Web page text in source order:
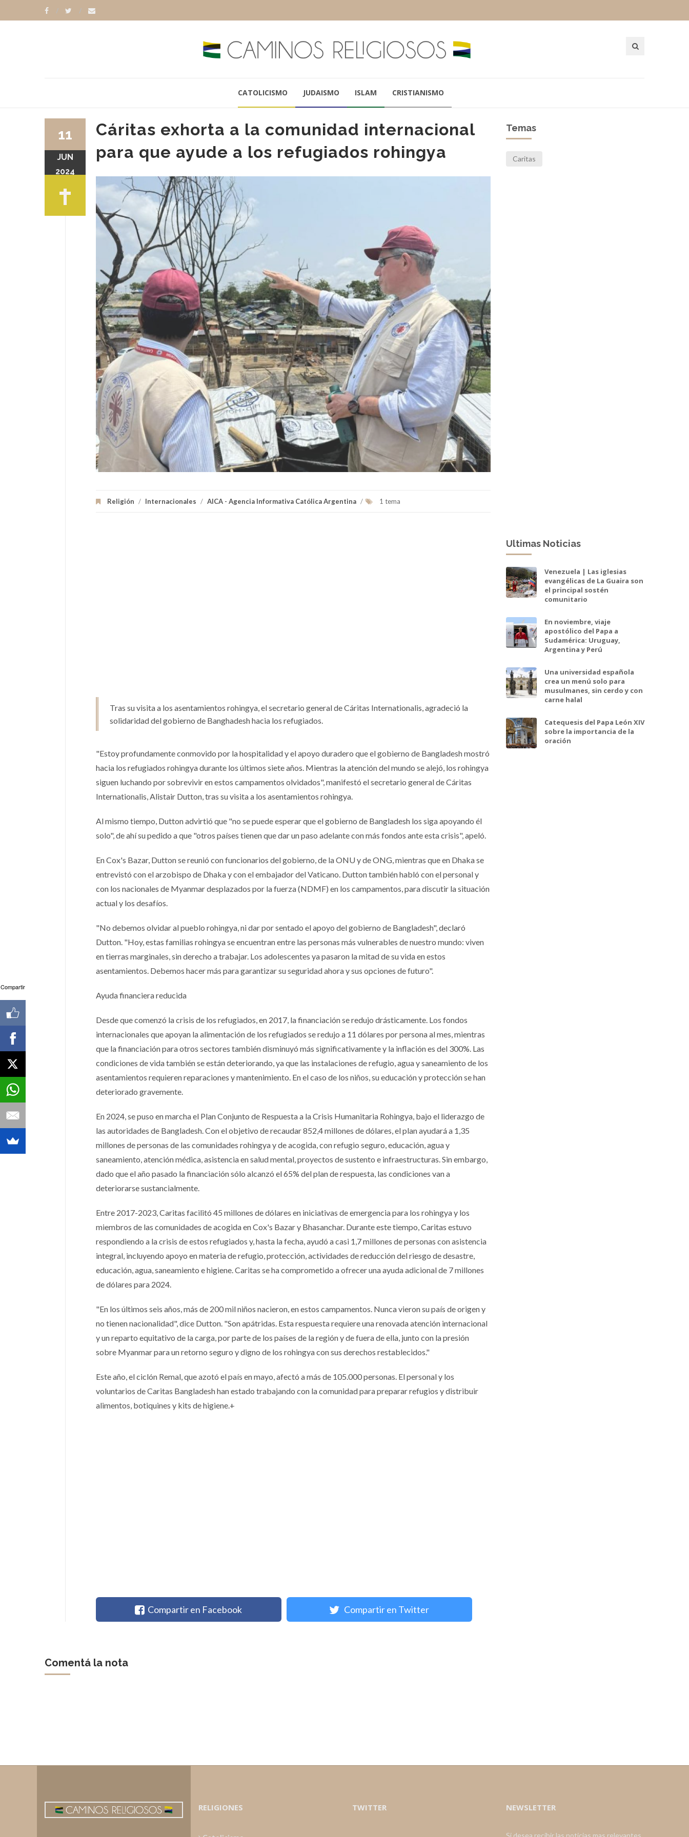
CATOLICISMO JUDAISMO ISLAM CRISTIANISMO
Cáritas exhorta a la comunidad internacional
para que ayude a los refugiados rohingya
Religión / Internacionales / AICA - Agencia Informativa Católica Argentina / 1 tema
11
JUN
2024
Tras su visita a los asentamientos rohingya, el secretario general de Cáritas Internationalis, agradeció la
solidaridad del gobierno de Banghadesh hacia los refugiados.
"Estoy profundamente conmovido por la hospitalidad y el apoyo duradero que el gobierno de Bangladesh mostró
hacia los refugiados rohingya durante los últimos siete años. Mientras la atención del mundo se alejó, los rohingya
siguen luchando por sobrevivir en estos campamentos olvidados", manifestó el secretario general de Cáritas
Internationalis, Alistair Dutton, tras su visita a los asentamientos rohingya.
Al mismo tiempo, Dutton advirtió que "no se puede esperar que el gobierno de Bangladesh los siga apoyando él
solo", de ahí su pedido a que "otros países tienen que dar un paso adelante con más fondos ante esta crisis", apeló.
En Cox's Bazar, Dutton se reunió con funcionarios del gobierno, de la ONU y de ONG, mientras que en Dhaka se
entrevistó con el arzobispo de Dhaka y con el embajador del Vaticano. Dutton también habló con el personal y
con los nacionales de Myanmar desplazados por la fuerza (NDMF) en los campamentos, para discutir la situación
actual y los desafíos.
"No debemos olvidar al pueblo rohingya, ni dar por sentado el apoyo del gobierno de Bangladesh", declaró
Dutton. "Hoy, estas familias rohingya se encuentran entre las personas más vulnerables de nuestro mundo: viven
en tierras marginales, sin derecho a trabajar. Los adolescentes ya pasaron la mitad de su vida en estos
asentamientos. Debemos hacer más para garantizar su seguridad ahora y sus opciones de futuro".
Ayuda financiera reducida
Desde que comenzó la crisis de los refugiados, en 2017, la financiación se redujo drásticamente. Los fondos
internacionales que apoyan la alimentación de los refugiados se redujo a 11 dólares por persona al mes, mientras
que la financiación para otros sectores también disminuyó más significativamente y la inflación es del 300%. Las
condiciones de vida también se están deteriorando, ya que las instalaciones de refugio, agua y saneamiento de los
asentamientos requieren reparaciones y mantenimiento. En el caso de los niños, su educación y protección se han
deteriorado gravemente.
En 2024, se puso en marcha el Plan Conjunto de Respuesta a la Crisis Humanitaria Rohingya, bajo el liderazgo de
las autoridades de Bangladesh. Con el objetivo de recaudar 852,4 millones de dólares, el plan ayudará a 1,35
millones de personas de las comunidades rohingya y de acogida, con refugio seguro, educación, agua y
saneamiento, atención médica, asistencia en salud mental, proyectos de sustento e infraestructuras. Sin embargo,
dado que el año pasado la financiación sólo alcanzó el 65% del plan de respuesta, las condiciones van a
deteriorarse sustancialmente.
Entre 2017-2023, Caritas facilitó 45 millones de dólares en iniciativas de emergencia para los rohingya y los
miembros de las comunidades de acogida en Cox's Bazar y Bhasanchar. Durante este tiempo, Caritas estuvo
respondiendo a la crisis de estos refugiados y, hasta la fecha, ayudó a casi 1,7 millones de personas con asistencia
integral, incluyendo apoyo en materia de refugio, protección, actividades de reducción del riesgo de desastre,
educación, agua, saneamiento e higiene. Caritas se ha comprometido a ofrecer una ayuda adicional de 7 millones
de dólares para 2024.
"En los últimos seis años, más de 200 mil niños nacieron, en estos campamentos. Nunca vieron su país de origen y
no tienen nacionalidad", dice Dutton. "Son apátridas. Esta respuesta requiere una renovada atención internacional
y un reparto equitativo de la carga, por parte de los países de la región y de fuera de ella, junto con la presión
sobre Myanmar para un retorno seguro y digno de los rohingya con sus derechos restablecidos."
Este año, el ciclón Remal, que azotó el país en mayo, afectó a más de 105.000 personas. El personal y los
voluntarios de Caritas Bangladesh han estado trabajando con la comunidad para preparar refugios y distribuir
alimentos, botiquines y kits de higiene.+
Compartir en Facebook Compartir en Twitter
Comentá la nota
Temas
Caritas
Ultimas Noticias
Venezuela | Las iglesias
evangélicas de La Guaira son
el principal sostén
comunitario
En noviembre, viaje
apostólico del Papa a
Sudamérica: Uruguay,
Argentina y Perú
Una universidad española
crea un menú solo para
musulmanes, sin cerdo y con
carne halal
Catequesis del Papa León XIV
sobre la importancia de la
oración
RELIGIONES TWITTER NEWSLETTER
Si desea recibir las noticias mas relevantes,
Compartir